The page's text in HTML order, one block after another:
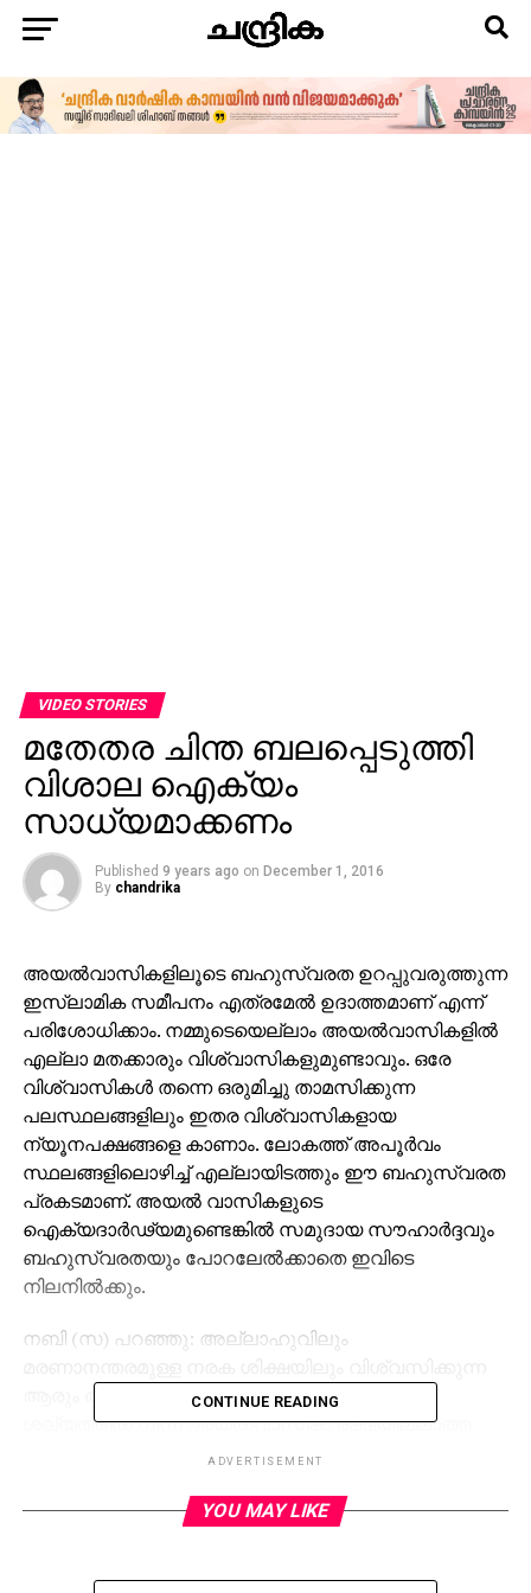
VIDEO STORIES
മതേതര ചിന്ത ബലപ്പെടുത്തി
വിശാല ഐക്യം
സാധ്യമാക്കണം
Published 9 years ago on December 1, 2016
By chandrika
അയല്‍വാസികളിലൂടെ ബഹുസ്വരത ഉറപ്പുവരുത്തുന്ന
ഇസ്‌ലാമിക സമീപനം എത്രമേല്‍ ഉദാത്തമാണ് എന്ന്
പരിശോധിക്കാം. നമ്മുടെയെല്ലാം അയല്‍വാസികളില്‍
എല്ലാ മതക്കാരും വിശ്വാസികളുമുണ്ടാവും. ഒരേ
വിശ്വാസികള്‍ തന്നെ ഒരുമിച്ചു താമസിക്കുന്ന
പലസ്ഥലങ്ങളിലും ഇതര വിശ്വാസികളായ
ന്യൂനപക്ഷങ്ങളെ കാണാം. ലോകത്ത് അപൂര്‍വം
സ്ഥലങ്ങളിലൊഴിച്ച് എല്ലായിടത്തും ഈ ബഹുസ്വരത
പ്രകടമാണ്. അയല്‍ വാസികളുടെ
ഐക്യദാര്‍ഢ്യമുണ്ടെങ്കില്‍ സമുദായ സൗഹാര്‍ദ്ദവും
ബഹുസ്വരതയും പോറലേല്‍ക്കാതെ ഇവിടെ
നിലനില്‍ക്കും.
നബി (സ) പറഞ്ഞു: അല്ലാഹുവിലും
ആരും അയല്‍വാസിയെ ഉപദ്രവിക്കരുത്. തന്റെ
ശല്യത്തില്‍ നിന്ന് അയല്‍വാസിക്ക് രക്ഷയില്ലാത്ത
ആര്‍ക്കും തന്നെ യഥാര്‍ത്ഥ വിശ്വാസിയാകാന്‍
അയല്‍വാസിക്കും ഇഷ്ടപ്പെടാതെ നിങ്ങളില്‍ ഒരാള്‍ക്കും
CONTINUE READING
ADVERTISEMENT
YOU MAY LIKE